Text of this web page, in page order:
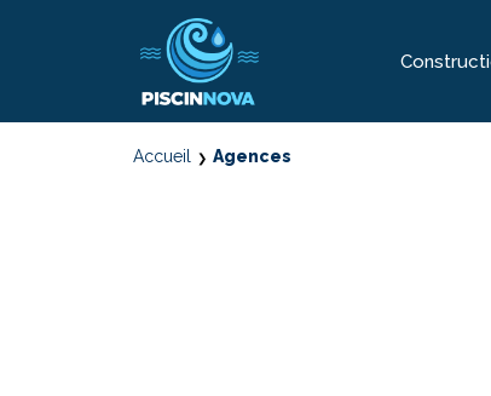
Accueil Agences